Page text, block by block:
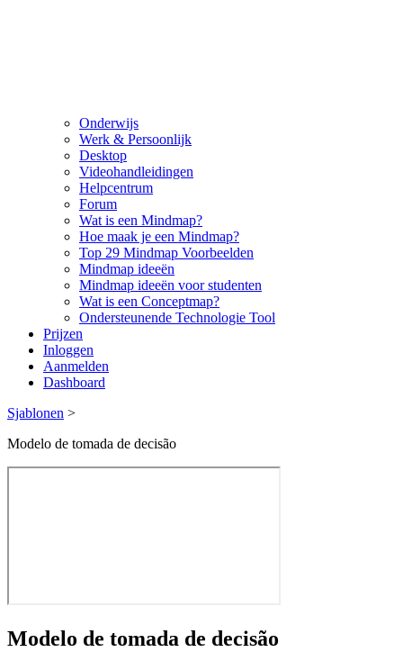
Onderwijs
Werk & Persoonlijk
Desktop
Videohandleidingen
Helpcentrum
Forum
Wat is een Mindmap?
Hoe maak je een Mindmap?
Top 29 Mindmap Voorbeelden
Mindmap ideeën
Mindmap ideeën voor studenten
Wat is een Conceptmap?
Ondersteunende Technologie Tool
Prijzen
Inloggen
Aanmelden
Dashboard
Sjablonen >
Modelo de tomada de decisão
Modelo de tomada de decisão